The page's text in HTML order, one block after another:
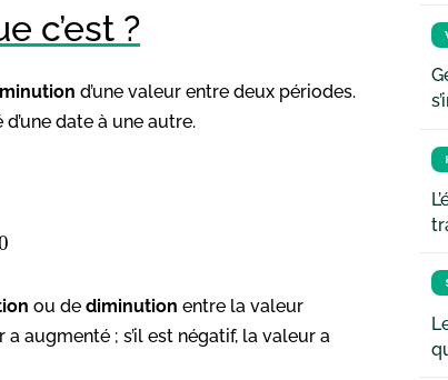
c’est ?
d’une valeur entre deux périodes.
date à une autre.
ou de diminution entre la valeur
augmenté ; s’il est négatif, la valeur a